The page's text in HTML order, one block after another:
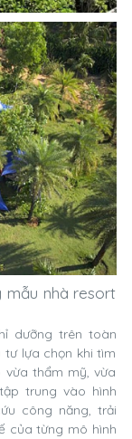
mẫu nhà resort
dưỡng trên toàn
tư lựa chọn khi tìm
thẩm mỹ, vừa
trung vào hình
công năng, trải
của từng mô hình